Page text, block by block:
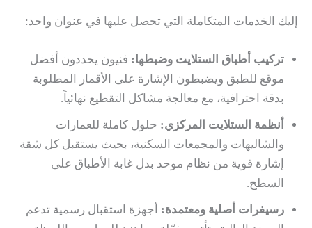
إليك الخدمات المتكاملة التي تحصل عليها في عنوان واحد:
تركيب أطباق الستلايت وضبطها: فنيون يحددون أفضل
موقع للطبق ويضبطون الإشارة على الأقمار المطلوبة
بدقة احترافية، مع معالجة مشاكل التقطيع نهائياً.
أنظمة الستلايت المركزي: حلول كاملة للعمارات
والشاليهات والمجمعات السكنية، بحيث يستقبل كل شقة
إشارة قوية من نظام موحد بدل غابة الأطباق على
السطح.
رسيفرات أصلية ومعتمدة: أجهزة استقبال رسمية تدعم